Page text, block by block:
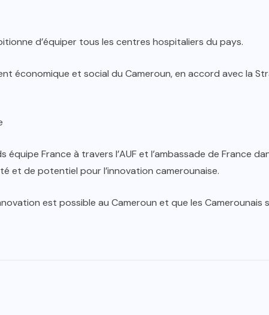
d’équiper tous les centres hospitaliers du pays.
économique et social du Cameroun, en accord avec la
France à travers l’AUF et l’ambassade de France
et de potentiel pour l’innovation camerounaise.
est possible au Cameroun et que les